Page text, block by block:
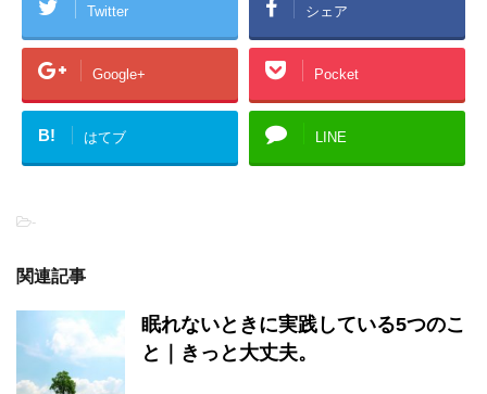
Twitter シェア
Google+ Pocket
B! はてブ LINE
-
関連記事
眠れないときに実践している5つのこ
と｜きっと大丈夫。